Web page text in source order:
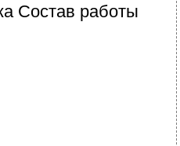
Состав работы